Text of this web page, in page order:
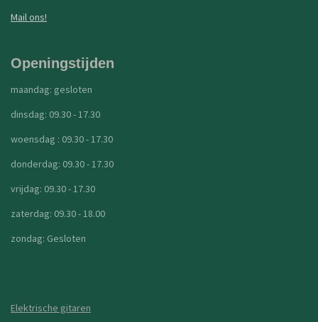
Mail ons!
Openingstijden
maandag: gesloten
dinsdag: 09.30 - 17.30
woensdag : 09.30 - 17.30
donderdag: 09.30 - 17.30
vrijdag: 09.30 - 17.30
zaterdag: 09.30 - 18.00
zondag: Gesloten
Elektrische gitaren